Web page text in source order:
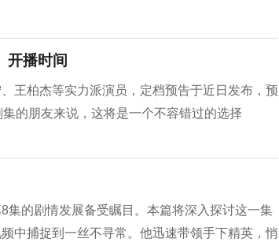
开播时间
王柏杰等实力派演员，定档预告于近日发布，预
的朋友来说，这将是一个不容错过的选择
集的剧情发展备受瞩目。本篇将深入探讨这一集
中捕捉到一丝不寻常。他迅速带领手下精英，悄